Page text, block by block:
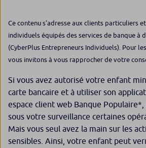
Ce contenu s’adresse aux clients particuliers
individuels équipés des services de banque à
(CyberPlus Entrepreneurs Individuels). Pour
vous invitons à vous rapprocher de votre
Si vous avez autorisé votre enfant
carte bancaire et à utiliser son
espace client web Banque
sous votre surveillance certaines
Mais vous seul avez la main sur les
sensibles. Ainsi, votre enfant peut